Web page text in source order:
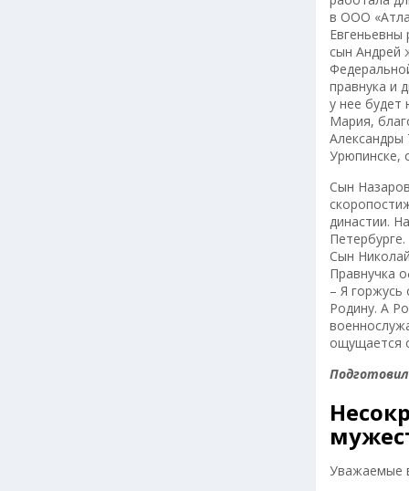
в ООО
сын Андрей
правнука и
у нее будет
Мария,
Александры
Урюпинске,
Сын
династии.
Петербурге.
Сын
Правнучка
– Я
Родину. А
ощущается
Уважаемые